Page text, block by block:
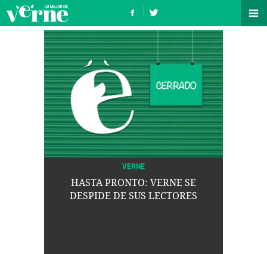
VERNE
HASTA PRONTO: VERNE SE
DESPIDE DE SUS LECTORES